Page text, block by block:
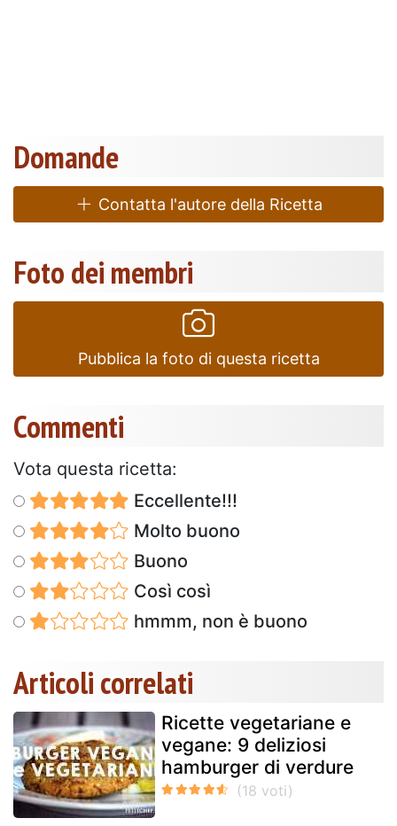
Domande
Contatta l'autore della Ricetta
Foto dei membri
Pubblica la foto di questa ricetta
Commenti
Vota questa ricetta:
Eccellente!!!
Molto buono
Buono
Così così
hmmm, non è buono
Articoli correlati
Ricette vegetariane e
vegane: 9 deliziosi
hamburger di verdure